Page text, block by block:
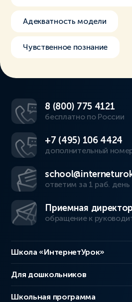
Адекватность модели
Чувственное познание
8 (800) 775 4121
бесплатно по России
+7 (495) 106 4424
дополнительный
ответим за 1 раб. день
Приемная
обращение к
Школа «ИнтернетУрок»
Для дошкольников
Школьная программа